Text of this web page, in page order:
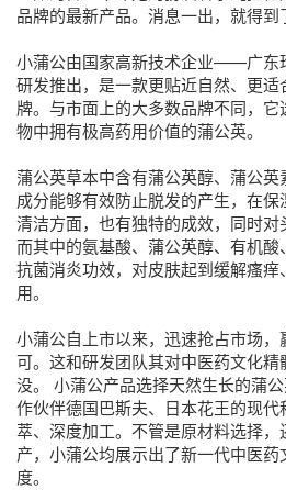
品牌的最新产品。消息一出，就得到
小蒲公由国家高新技术企业——广东
研发推出，是一款更贴近自然、更
牌。与市面上的大多数品牌不同，
物中拥有极高药用价值的蒲公英。
蒲公英草本中含有蒲公英醇、蒲公
成分能够有效防止脱发的产生，在保
清洁方面，也有独特的成效，同时对
而其中的氨基酸、蒲公英醇、有机
抗菌消炎功效，对皮肤起到缓解瘙
用。
小蒲公自上市以来，迅速抢占市场
可。这和研发团队其对中医药文化
没。 小蒲公产品选择天然生长的蒲
作伙伴德国巴斯夫、日本花王的现
萃、深度加工。不管是原材料选择
产，小蒲公均展示出了新一代中医
度。